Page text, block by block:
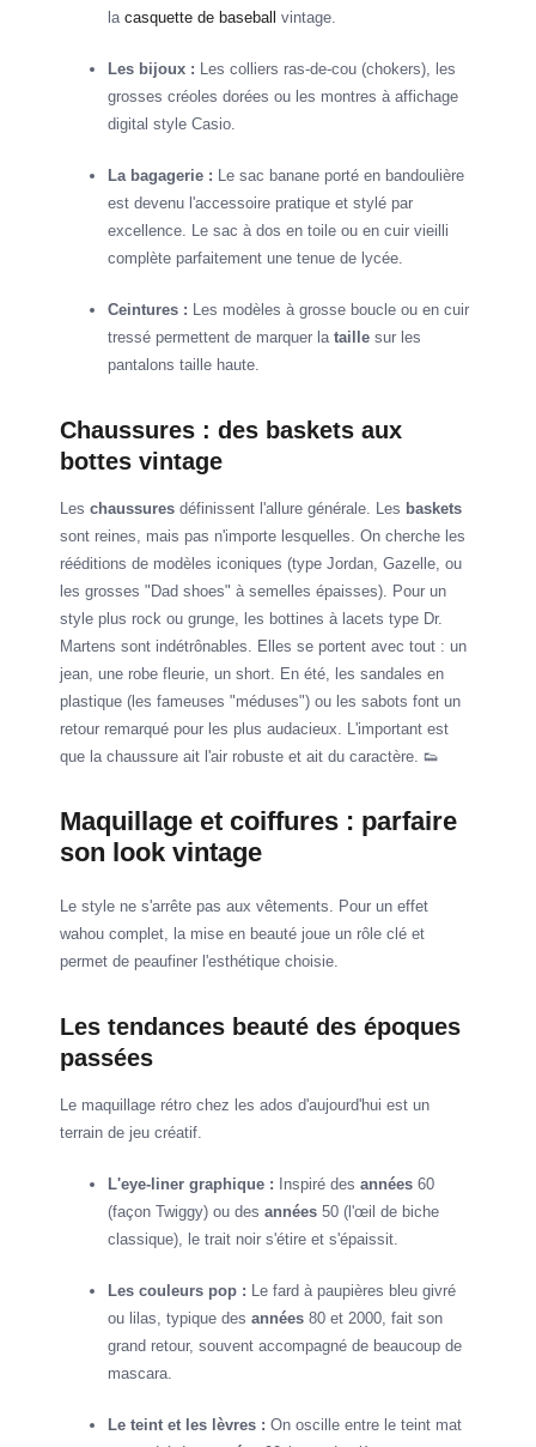
la casquette de baseball vintage.
Les bijoux : Les colliers ras-de-cou (chokers), les
grosses créoles dorées ou les montres à affichage
digital style Casio.
La bagagerie : Le sac banane porté en bandoulière
est devenu l'accessoire pratique et stylé par
excellence. Le sac à dos en toile ou en cuir vieilli
complète parfaitement une tenue de lycée.
Ceintures : Les modèles à grosse boucle ou en cuir
tressé permettent de marquer la taille sur les
pantalons taille haute.
Chaussures : des baskets aux
bottes vintage
Les chaussures définissent l'allure générale. Les baskets
sont reines, mais pas n'importe lesquelles. On cherche les
rééditions de modèles iconiques (type Jordan, Gazelle, ou
les grosses "Dad shoes" à semelles épaisses). Pour un
style plus rock ou grunge, les bottines à lacets type Dr.
Martens sont indétrônables. Elles se portent avec tout : un
jean, une robe fleurie, un short. En été, les sandales en
plastique (les fameuses "méduses") ou les sabots font un
retour remarqué pour les plus audacieux. L'important est
que la chaussure ait l'air robuste et ait du caractère. 👟
Maquillage et coiffures : parfaire
son look vintage
Le style ne s'arrête pas aux vêtements. Pour un effet
wahou complet, la mise en beauté joue un rôle clé et
permet de peaufiner l'esthétique choisie.
Les tendances beauté des époques
passées
Le maquillage rétro chez les ados d'aujourd'hui est un
terrain de jeu créatif.
L'eye-liner graphique : Inspiré des années 60
(façon Twiggy) ou des années 50 (l'œil de biche
classique), le trait noir s'étire et s'épaissit.
Les couleurs pop : Le fard à paupières bleu givré
ou lilas, typique des années 80 et 2000, fait son
grand retour, souvent accompagné de beaucoup de
mascara.
Le teint et les lèvres : On oscille entre le teint mat